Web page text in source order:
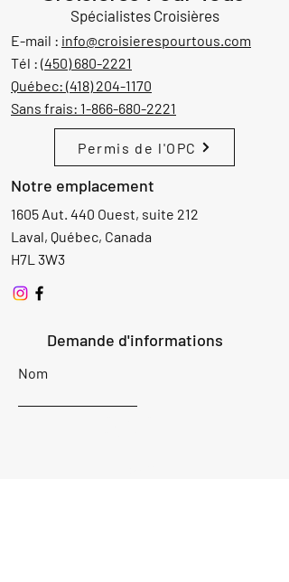
Spécialistes Croisières
E-mail : info@croisierespourtous.com
Tél : (450) 680-2221
Québec: (418) 204-1170
Sans frais: 1-866-680-2221
Permis de l'OPC
Notre emplacement
1605 Aut. 440 Ouest, suite 212
Laval, Québec, Canada
H7L 3W3
Demande d'informations
Nom